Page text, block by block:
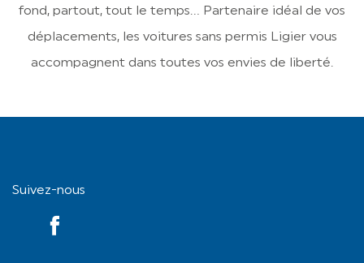
fond, partout, tout le temps… Partenaire idéal de vos
déplacements, les voitures sans permis Ligier vous
accompagnent dans toutes vos envies de liberté.
Suivez-nous
YouTube